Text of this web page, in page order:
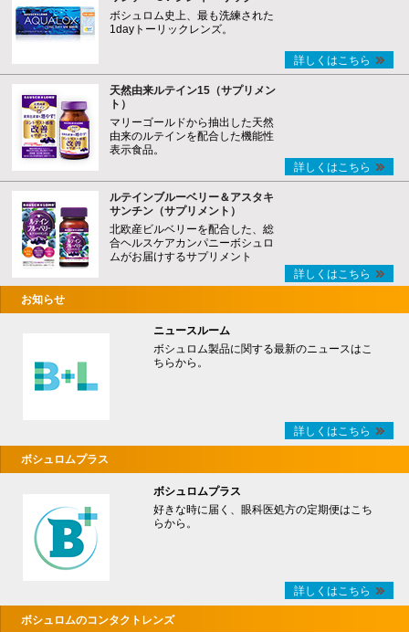
ボシュロム史上、最も洗練された
1dayトーリックレンズ。
詳しくはこちら
天然由来ルテイン15（サプリメン
ト）
マリーゴールドから抽出した天然
由来のルテインを配合した機能性
表示食品。
詳しくはこちら
ルテインブルーベリー＆アスタキ
サンチン（サプリメント）
北欧産ビルベリーを配合した、総
合ヘルスケアカンパニーボシュロ
ムがお届けするサプリメント
詳しくはこちら
お知らせ
ニュースルーム
ボシュロム製品に関する最新のニュースはこ
ちらから。
詳しくはこちら
ボシュロムプラス
ボシュロムプラス
好きな時に届く、眼科医処方の定期便はこち
らから。
詳しくはこちら
ボシュロムのコンタクトレンズ